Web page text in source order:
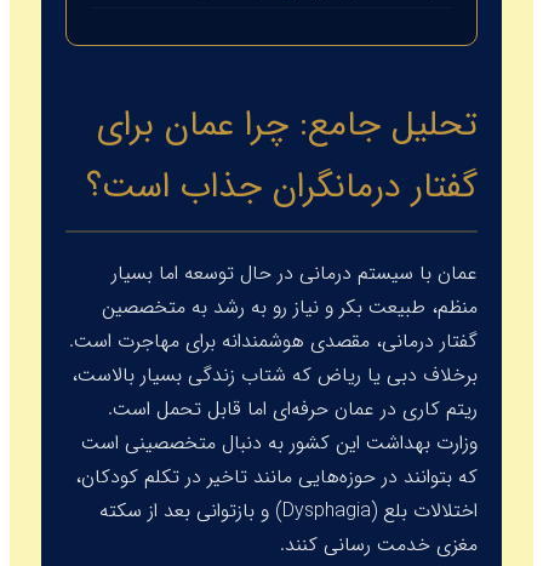
تحلیل جامع: چرا عمان برای
گفتار درمانگران جذاب است؟
عمان با سیستم درمانی در حال توسعه اما بسیار
منظم، طبیعت بکر و نیاز رو به رشد به متخصصین
گفتار درمانی، مقصدی هوشمندانه برای مهاجرت است.
برخلاف دبی یا ریاض که شتاب زندگی بسیار بالاست،
ریتم کاری در عمان حرفه‌ای اما قابل تحمل است.
وزارت بهداشت این کشور به دنبال متخصصینی است
که بتوانند در حوزه‌هایی مانند تاخیر در تکلم کودکان،
اختلالات بلع (Dysphagia) و بازتوانی بعد از سکته
مغزی خدمت رسانی کنند.